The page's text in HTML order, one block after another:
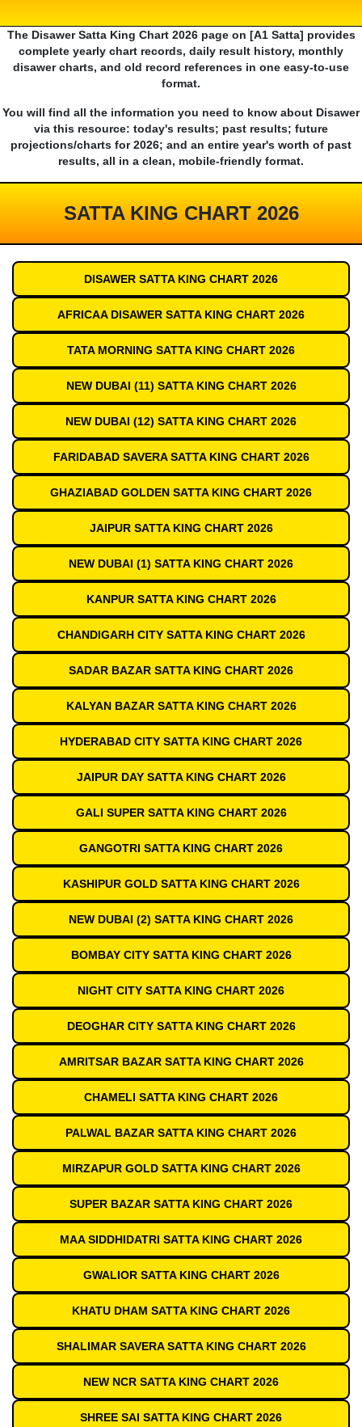
The Disawer Satta King Chart 2026 page on [A1 Satta] provides
complete yearly chart records, daily result history, monthly
disawer charts, and old record references in one easy-to-use
format.
You will find all the information you need to know about Disawer
via this resource: today's results; past results; future
projections/charts for 2026; and an entire year's worth of past
results, all in a clean, mobile-friendly format.
SATTA KING CHART 2026
DISAWER SATTA KING CHART 2026
AFRICAA DISAWER SATTA KING CHART 2026
TATA MORNING SATTA KING CHART 2026
NEW DUBAI (11) SATTA KING CHART 2026
NEW DUBAI (12) SATTA KING CHART 2026
FARIDABAD SAVERA SATTA KING CHART 2026
GHAZIABAD GOLDEN SATTA KING CHART 2026
JAIPUR SATTA KING CHART 2026
NEW DUBAI (1) SATTA KING CHART 2026
KANPUR SATTA KING CHART 2026
CHANDIGARH CITY SATTA KING CHART 2026
SADAR BAZAR SATTA KING CHART 2026
KALYAN BAZAR SATTA KING CHART 2026
HYDERABAD CITY SATTA KING CHART 2026
JAIPUR DAY SATTA KING CHART 2026
GALI SUPER SATTA KING CHART 2026
GANGOTRI SATTA KING CHART 2026
KASHIPUR GOLD SATTA KING CHART 2026
NEW DUBAI (2) SATTA KING CHART 2026
BOMBAY CITY SATTA KING CHART 2026
NIGHT CITY SATTA KING CHART 2026
DEOGHAR CITY SATTA KING CHART 2026
AMRITSAR BAZAR SATTA KING CHART 2026
CHAMELI SATTA KING CHART 2026
PALWAL BAZAR SATTA KING CHART 2026
MIRZAPUR GOLD SATTA KING CHART 2026
SUPER BAZAR SATTA KING CHART 2026
MAA SIDDHIDATRI SATTA KING CHART 2026
GWALIOR SATTA KING CHART 2026
KHATU DHAM SATTA KING CHART 2026
SHALIMAR SAVERA SATTA KING CHART 2026
NEW NCR SATTA KING CHART 2026
SHREE SAI SATTA KING CHART 2026